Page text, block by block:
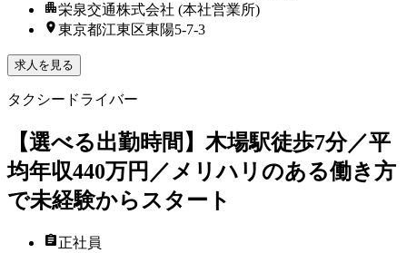
栄泉交通株式会社 (本社営業所)
東京都江東区東陽5-7-3
求人を見る
タクシードライバー
【選べる出勤時間】木場駅徒歩7分／平
均年収440万円／メリハリのある働き方
で未経験からスタート
正社員